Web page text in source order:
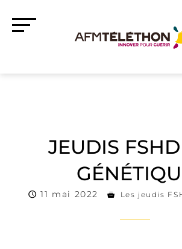
JEUDIS
11 mai 2022 Les jeudis